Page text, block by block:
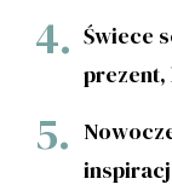
Świece